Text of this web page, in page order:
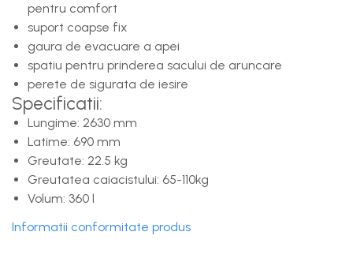
pentru comfort
suport coapse fix
gaura de evacuare a apei
spatiu pentru prinderea sacului de aruncare
perete de sigurata de iesire
Specificatii:
Lungime: 2630 mm
Latime: 690 mm
Greutate: 22.5 kg
Greutatea caiacistului: 65-110kg
Volum: 360 l
Informatii conformitate produs